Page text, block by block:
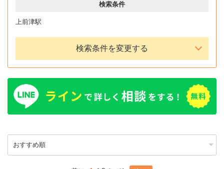
検索条件
上前津駅
検索条件を変更する